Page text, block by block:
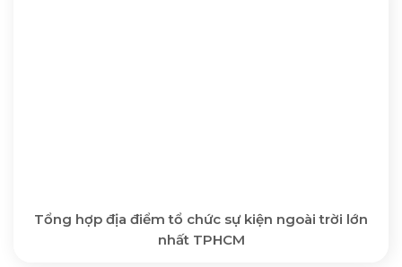
Tổng hợp địa điểm tổ chức sự kiện ngoài trời lớn
nhất TPHCM